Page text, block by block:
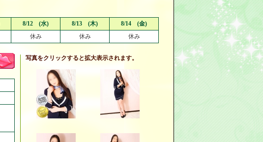
8/12 (水) 8/13 (木)
8/14 (金)
休み 休み 休み
写真をクリックすると拡大表示されます。